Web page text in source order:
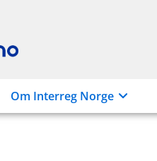
Om Interreg Norge